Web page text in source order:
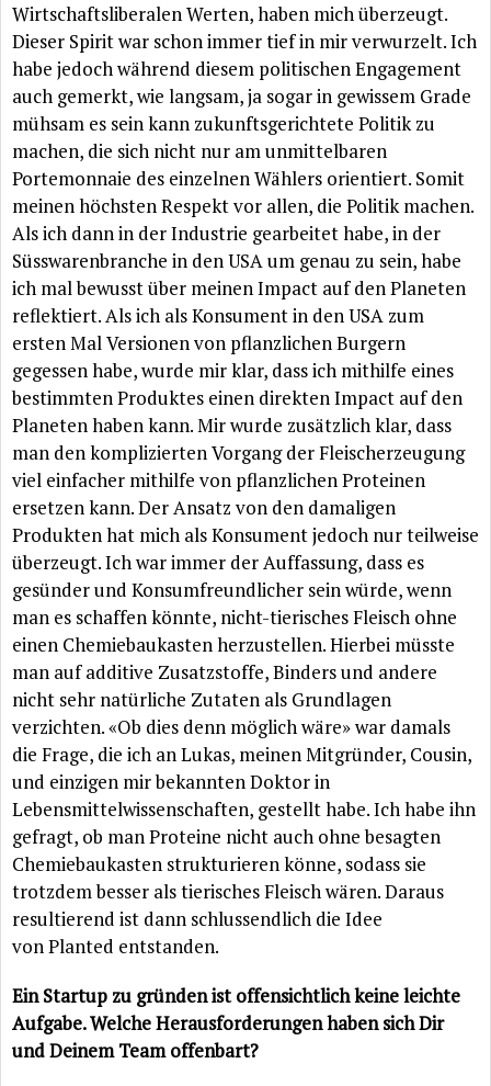
Wirtschaftsliberalen Werten, haben mich überzeugt.
Dieser Spirit war schon immer tief in mir verwurzelt. Ich
habe jedoch während diesem politischen Engagement
auch gemerkt, wie langsam, ja sogar in gewissem Grade
mühsam es sein kann zukunftsgerichtete Politik zu
machen, die sich nicht nur am unmittelbaren
Portemonnaie des einzelnen Wählers orientiert. Somit
meinen höchsten Respekt vor allen, die Politik machen.
Als ich dann in der Industrie gearbeitet habe, in der
Süsswarenbranche in den USA um genau zu sein, habe
ich mal bewusst über meinen Impact auf den Planeten
reflektiert. Als ich als Konsument in den USA zum
ersten Mal Versionen von pflanzlichen Burgern
gegessen habe, wurde mir klar, dass ich mithilfe eines
bestimmten Produktes einen direkten Impact auf den
Planeten haben kann. Mir wurde zusätzlich klar, dass
man den komplizierten Vorgang der Fleischerzeugung
viel einfacher mithilfe von pflanzlichen Proteinen
ersetzen kann. Der Ansatz von den damaligen
Produkten hat mich als Konsument jedoch nur teilweise
überzeugt. Ich war immer der Auffassung, dass es
gesünder und Konsumfreundlicher sein würde, wenn
man es schaffen könnte, nicht-tierisches Fleisch ohne
einen Chemiebaukasten herzustellen. Hierbei müsste
man auf additive Zusatzstoffe, Binders und andere
nicht sehr natürliche Zutaten als Grundlagen
verzichten. «Ob dies denn möglich wäre» war damals
die Frage, die ich an Lukas, meinen Mitgründer, Cousin,
und einzigen mir bekannten Doktor in
Lebensmittelwissenschaften, gestellt habe. Ich habe ihn
gefragt, ob man Proteine nicht auch ohne besagten
Chemiebaukasten strukturieren könne, sodass sie
trotzdem besser als tierisches Fleisch wären. Daraus
resultierend ist dann schlussendlich die Idee
von Planted entstanden.
Ein Startup zu gründen ist offensichtlich keine leichte
Aufgabe. Welche Herausforderungen haben sich Dir
und Deinem Team offenbart?